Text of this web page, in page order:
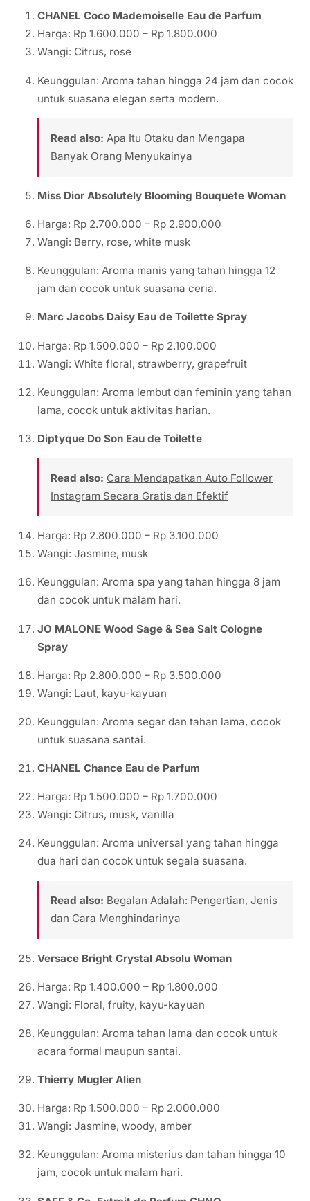
CHANEL Coco Mademoiselle Eau de Parfum
Harga: Rp 1.600.000 – Rp 1.800.000
Wangi: Citrus, rose
Keunggulan: Aroma tahan hingga 24 jam dan cocok
untuk suasana elegan serta modern.
Read also: Apa Itu Otaku dan Mengapa
Banyak Orang Menyukainya
Miss Dior Absolutely Blooming Bouquete Woman
Harga: Rp 2.700.000 – Rp 2.900.000
Wangi: Berry, rose, white musk
Keunggulan: Aroma manis yang tahan hingga 12
jam dan cocok untuk suasana ceria.
Marc Jacobs Daisy Eau de Toilette Spray
Harga: Rp 1.500.000 – Rp 2.100.000
Wangi: White floral, strawberry, grapefruit
Keunggulan: Aroma lembut dan feminin yang tahan
lama, cocok untuk aktivitas harian.
Diptyque Do Son Eau de Toilette
Read also: Cara Mendapatkan Auto Follower
Instagram Secara Gratis dan Efektif
Harga: Rp 2.800.000 – Rp 3.100.000
Wangi: Jasmine, musk
Keunggulan: Aroma spa yang tahan hingga 8 jam
dan cocok untuk malam hari.
JO MALONE Wood Sage & Sea Salt Cologne
Spray
Harga: Rp 2.800.000 – Rp 3.500.000
Wangi: Laut, kayu-kayuan
Keunggulan: Aroma segar dan tahan lama, cocok
untuk suasana santai.
CHANEL Chance Eau de Parfum
Harga: Rp 1.500.000 – Rp 1.700.000
Wangi: Citrus, musk, vanilla
Keunggulan: Aroma universal yang tahan hingga
dua hari dan cocok untuk segala suasana.
Read also: Begalan Adalah: Pengertian, Jenis
dan Cara Menghindarinya
Versace Bright Crystal Absolu Woman
Harga: Rp 1.400.000 – Rp 1.800.000
Wangi: Floral, fruity, kayu-kayuan
Keunggulan: Aroma tahan lama dan cocok untuk
acara formal maupun santai.
Thierry Mugler Alien
Harga: Rp 1.500.000 – Rp 2.000.000
Wangi: Jasmine, woody, amber
Keunggulan: Aroma misterius dan tahan hingga 10
jam, cocok untuk malam hari.